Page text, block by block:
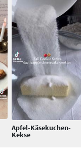
Apfel-Käsekuchen-
Kekse